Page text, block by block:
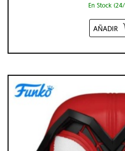
En Stock
AÑADIR